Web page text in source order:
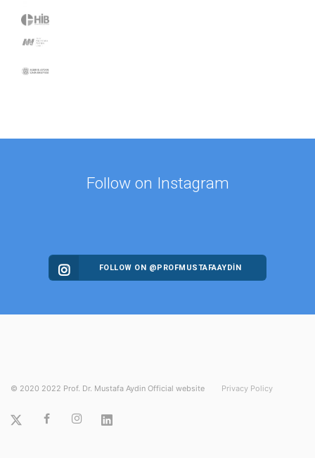
Follow on Instagram
FOLLOW ON @PROFMUSTAFAAYDIN
© 2020 2022 Prof. Dr. Mustafa Aydin Official website Privacy Policy